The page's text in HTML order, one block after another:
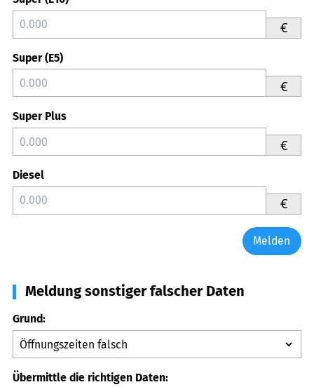
€
Super (E5)
€
Super Plus
€
Diesel
€
Melden
Meldung sonstiger falscher Daten
Grund:
Übermittle die richtigen Daten: